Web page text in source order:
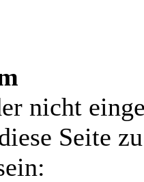
nicht
Seite